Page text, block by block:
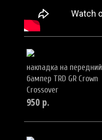
накладка на передний
бампер TRD GR Crown
Crossover
950 р.